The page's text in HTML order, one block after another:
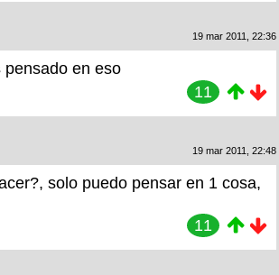
19 mar 2011, 22:36
pensado en eso
11
19 mar 2011, 22:48
solo puedo pensar en 1 cosa,
11